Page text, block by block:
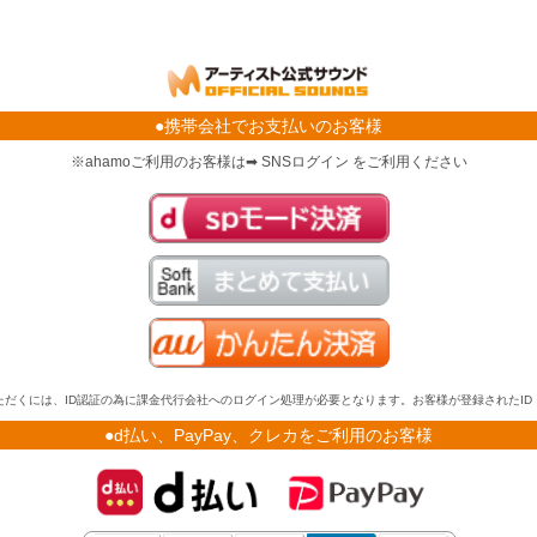
●携帯会社でお支払いのお客様
※ahamoご利用のお客様は➡ SNSログイン をご利用ください
くには、ID認証の為に課金代行会社へのログイン処理が必要となります。お客様が登録されたID
●d払い、PayPay、クレカをご利用のお客様